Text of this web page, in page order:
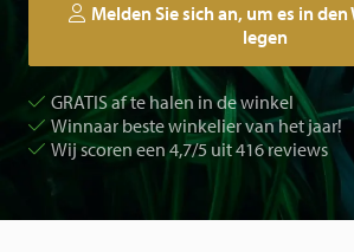
Melden Sie sich an, um es in
legen
GRATIS af te halen in de winkel
Winnaar beste winkelier van het jaar!
Wij scoren een 4,7/5 uit 416 reviews